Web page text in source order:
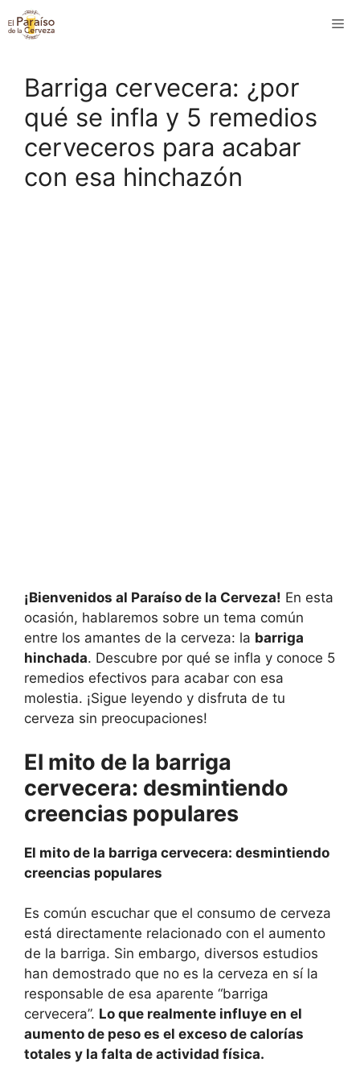
Saltar
al
Barriga cervecera: ¿por
qué se infla y 5 remedios
cerveceros para acabar
con esa hinchazón
¡Bienvenidos al Paraíso de la Cerveza! En esta
ocasión, hablaremos sobre un tema común
entre los amantes de la cerveza: la barriga
hinchada. Descubre por qué se infla y conoce 5
remedios efectivos para acabar con esa
molestia. ¡Sigue leyendo y disfruta de tu
cerveza sin preocupaciones!
El mito de la barriga
cervecera: desmintiendo
creencias populares
El mito de la barriga cervecera: desmintiendo
creencias populares
Es común escuchar que el consumo de cerveza
está directamente relacionado con el aumento
de la barriga. Sin embargo, diversos estudios
han demostrado que no es la cerveza en sí la
responsable de esa aparente “barriga
cervecera”. Lo que realmente influye en el
aumento de peso es el exceso de calorías
totales y la falta de actividad física.